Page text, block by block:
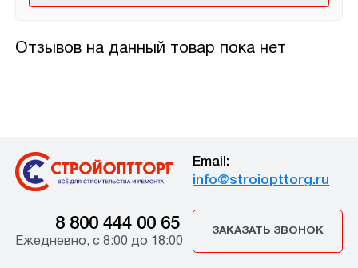
Отзывов на данный товар пока нет
Email:
info@stroiopttorg.ru
8 800 444 00 65
Ежедневно, с 8:00 до 18:00
ЗАКАЗАТЬ ЗВОНОК